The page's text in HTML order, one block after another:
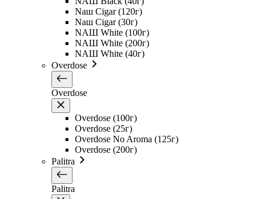
Naш Cigar (120г)
Naш Cigar (30г)
NAШ White (100г)
NAШ White (200г)
NAШ White (40г)
Overdose
Overdose
Overdose (100г)
Overdose (25г)
Overdose No Aroma (125г)
Overdose (200г)
Palitra
Palitra